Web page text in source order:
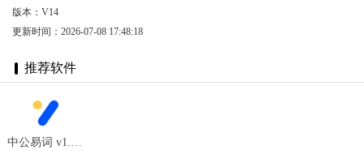
版本：V14
更新时间：2026-07-08 17:48:18
推荐软件
中公易词 v1.0.0